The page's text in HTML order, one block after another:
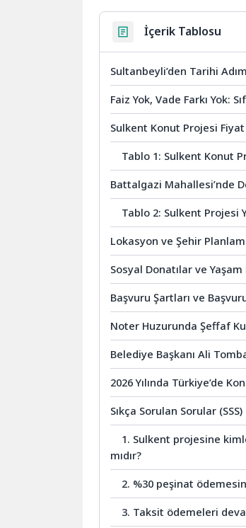
İçerik Tablosu
Sultanbeyli’den Tarihi
Faiz Yok, Vade Farkı Yok:
Sulkent Konut Projesi
Tablo 1: Sulkent Konut
Battalgazi Mahallesi’nde
Tablo 2: Sulkent Projesi
Lokasyon ve Şehir
Sosyal Donatılar ve
Başvuru Şartları ve
Noter Huzurunda Şeffaf
Belediye Başkanı Ali
2026 Yılında Türkiye’de
Sıkça Sorulan Sorular (SSS)
1. Sulkent projesine
mıdır?
2. %30 peşinat
3. Taksit ödemeleri